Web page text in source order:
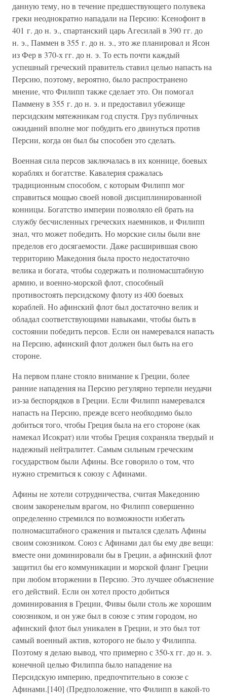
данную тему, но в течение предшествующего полувека
греки неоднократно нападали на Персию: Ксенофонт в
401 г. до н. э., спартанский царь Агесилай в 390 гг. до
н. э., Паммен в 355 г. до н. э., это же планировал и Ясон
из Фер в 370-х гг. до н. э. То есть почти каждый
успешный греческий правитель ставил целью напасть на
Персию, поэтому, вероятно, было распространено
мнение, что Филипп также сделает это. Он помогал
Паммену в 355 г. до н. э. и предоставил убежище
персидским мятежникам год спустя. Груз публичных
ожиданий вполне мог побудить его двинуться против
Персии, когда он был бы способен это сделать.
Военная сила персов заключалась в их коннице, боевых
кораблях и богатстве. Кавалерия сражалась
традиционным способом, с которым Филипп мог
справиться мощью своей новой дисциплинированной
конницы. Богатство империи позволяло ей брать на
службу бесчисленных греческих наемников, и Филипп
знал, что может победить. Но морские силы были вне
пределов его досягаемости. Даже расширившая свою
территорию Македония была просто недостаточно
велика и богата, чтобы содержать и полномасштабную
армию, и военно-морской флот, способный
противостоять персидскому флоту из 400 боевых
кораблей. Но афинский флот был достаточно велик и
обладал соответствующими навыками, чтобы быть в
состоянии победить персов. Если он намеревался напасть
на Персию, афинский флот должен был быть на его
стороне.
На первом плане стояло внимание к Греции, более
ранние нападения на Персию регулярно терпели неудачи
из-за беспорядков в Греции. Если Филипп намеревался
напасть на Персию, прежде всего необходимо было
добиться того, чтобы Греция была на его стороне (как
намекал Исократ) или чтобы Греция сохраняла твердый и
надежный нейтралитет. Самым сильным греческим
государством были Афины. Все говорило о том, что
нужно стремиться к союзу с Афинами.
Афины не хотели сотрудничества, считая Македонию
своим закоренелым врагом, но Филипп совершенно
определенно стремился по возможности избегать
полномасштабного сражения и пытался сделать Афины
своим союзником. Союз с Афинами дал бы ему две вещи:
вместе они доминировали бы в Греции, а афинский флот
защитил бы его коммуникации и морской фланг Греции
при любом вторжении в Персию. Это лучшее объяснение
его действий. Если он хотел просто добиться
доминирования в Греции, Фивы были столь же хорошим
союзником, и он уже был в союзе с этим городом, но
афинский флот был уникален в Греции, и это был тот
самый военный актив, которого не было у Филиппа.
Поэтому я делаю вывод, что примерно с 350-х гг. до н. э.
конечной целью Филиппа было нападение на
Персидскую империю, предпочтительно в союзе с
Афинами.[140] (Предположение, что Филипп в какой-то